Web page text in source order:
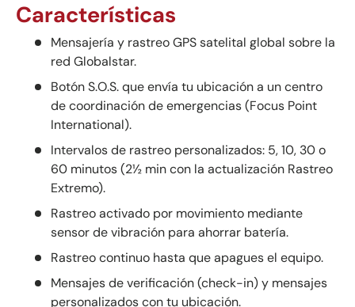
Características
Mensajería y rastreo GPS satelital global sobre la
red Globalstar.
Botón S.O.S. que envía tu ubicación a un centro
de coordinación de emergencias (Focus Point
International).
Intervalos de rastreo personalizados: 5, 10, 30 o
60 minutos (2½ min con la actualización Rastreo
Extremo).
Rastreo activado por movimiento mediante
sensor de vibración para ahorrar batería.
Rastreo continuo hasta que apagues el equipo.
Mensajes de verificación (check-in) y mensajes
personalizados con tu ubicación.